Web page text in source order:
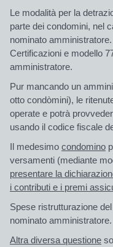
Le modalità per la
parte dei condomini, nel
nominato amministratore.
Certificazioni e modello
amministratore.
Pur mancando un
otto condòmini), le
operate e potrà
usando il codice fiscale
Il medesimo condomino
versamenti (mediante
presentare la
i contributi e i premi
Spese ristrutturazione
nominato amministratore.
Altra diversa questione